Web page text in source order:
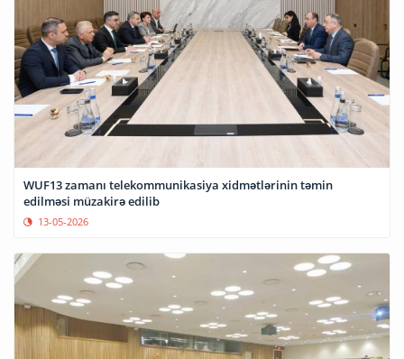
WUF13 zamanı telekommunikasiya xidmətlərinin təmin
edilməsi müzakirə edilib
13-05-2026